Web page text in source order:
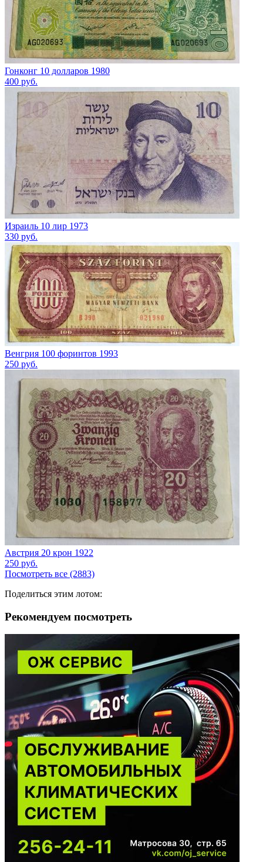
Гонконг 10 долларов 1980
400 руб.
Израиль 10 лир 1973
330 руб.
Венгрия 100 форинтов 1993
250 руб.
Австрия 20 крон 1922
250 руб.
Посмотреть все (2883)
Поделиться этим лотом:
Рекомендуем посмотреть